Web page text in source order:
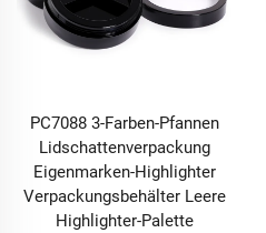
PC7088 3-Farben-Pfannen
Lidschattenverpackung
Eigenmarken-Highlighter
Verpackungsbehälter Leere
Highlighter-Palette